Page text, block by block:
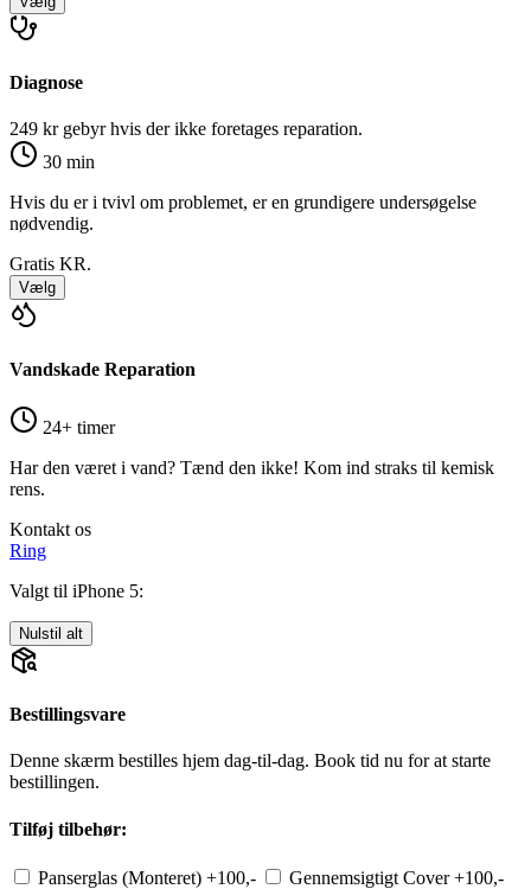
Diagnose
249 kr gebyr hvis der ikke foretages reparation.
30 min
Hvis du er i tvivl om problemet, er en grundigere undersøgelse
nødvendig.
Gratis KR.
Vælg
Vandskade Reparation
24+ timer
Har den været i vand? Tænd den ikke! Kom ind straks til kemisk
rens.
Kontakt os
Ring
Valgt til iPhone 5:
Nulstil alt
Bestillingsvare
Denne skærm bestilles hjem dag-til-dag. Book tid nu for at starte
bestillingen.
Tilføj tilbehør:
Panserglas (Monteret) +100,- Gennemsigtigt Cover +100,-